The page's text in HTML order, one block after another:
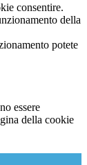
consentire.
della
potete
essere
della cookie